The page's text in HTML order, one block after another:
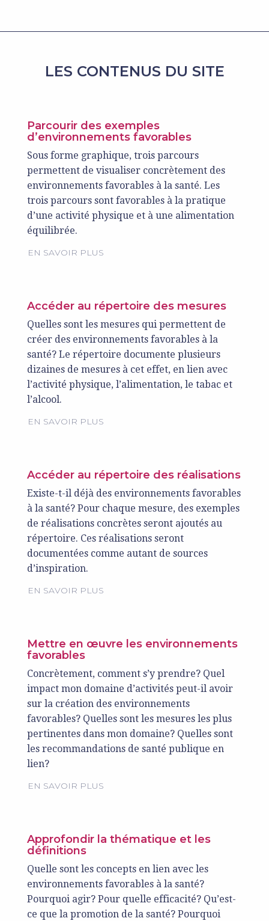
LES CONTENUS DU SITE
Parcourir des exemples
d’environnements favorables
Sous forme graphique, trois parcours
permettent de visualiser concrètement des
environnements favorables à la santé. Les
trois parcours sont favorables à la pratique
d’une activité physique et à une alimentation
équilibrée.
EN SAVOIR PLUS
Accéder au répertoire des mesures
Quelles sont les mesures qui permettent de
créer des environnements favorables à la
santé? Le répertoire documente plusieurs
dizaines de mesures à cet effet, en lien avec
l’activité physique, l’alimentation, le tabac et
l’alcool.
EN SAVOIR PLUS
Accéder au répertoire des réalisations
Existe-t-il déjà des environnements favorables
à la santé? Pour chaque mesure, des exemples
de réalisations concrètes seront ajoutés au
répertoire. Ces réalisations seront
documentées comme autant de sources
d’inspiration.
EN SAVOIR PLUS
Mettre en œuvre les environnements
favorables
Concrètement, comment s’y prendre? Quel
impact mon domaine d’activités peut-il avoir
sur la création des environnements
favorables? Quelles sont les mesures les plus
pertinentes dans mon domaine? Quelles sont
les recommandations de santé publique en
lien?
EN SAVOIR PLUS
Approfondir la thématique et les
définitions
Quelle sont les concepts en lien avec les
environnements favorables à la santé?
Pourquoi agir? Pour quelle efficacité? Qu’est-
ce que la promotion de la santé? Pourquoi